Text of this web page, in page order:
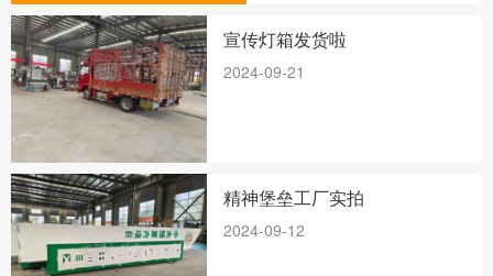
宣传灯箱发货啦
2024-09-21
精神堡垒工厂实拍
2024-09-12